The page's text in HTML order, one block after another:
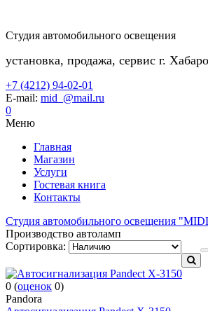
Студия автомобильного освещения
установка, продажа, сервис г.
+7 (4212) 94-02-01
E-mail: mid_@mail.ru
0
Меню
Главная
Магазин
Услуги
Гостевая книга
Контакты
Студия автомобильного освещения
Производство автоламп
Сортировка:
0 (оценок 0)
Pandora